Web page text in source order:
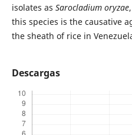
isolates as Sarocladium oryzae
this species is the causative
the sheath of rice in
Descargas